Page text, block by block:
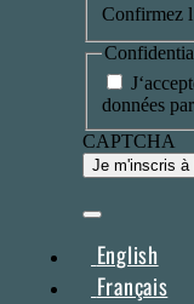
Confirmez
données
CAPTCHA
English
Français